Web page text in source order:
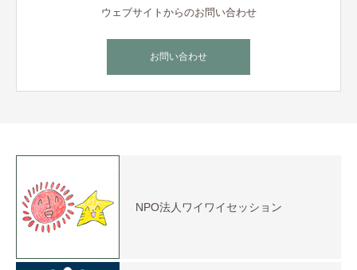
ウェブサイトからのお問い合わせ
お問い合わせ
NPO法人ワイワイセッション